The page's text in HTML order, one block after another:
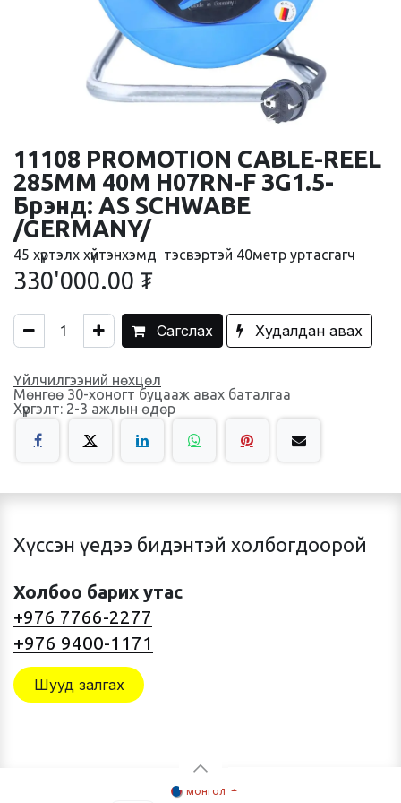
11108 PROMOTION CABLE-REEL
285MM 40M H07RN-F 3G1.5-
Брэнд: AS SCHWABE
/GERMANY/
45 хүртэлх хүйтэнхэмд тэсвэртэй 40метр уртасгагч
330'000.00 ₮
Сагслах Худалдан авах
Үйлчилгээний нөхцөл
Мөнгөө 30-хоногт буцааж авах баталгаа
Хүргэлт: 2-3 ажлын өдөр
Хүссэн үедээ бидэнтэй холбогдоорой
Холбоо барих утас
+976 7766-2277
+976 9400-1171
Шууд залгах
монгол